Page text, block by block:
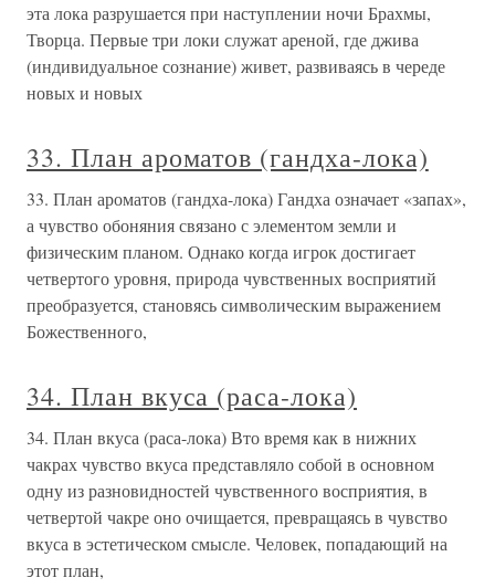
эта лока разрушается при наступлении ночи Брахмы,
Творца. Первые три локи служат ареной, где джива
(индивидуальное сознание) живет, развиваясь в череде
новых и новых
33. План ароматов (гандха-лока)
33. План ароматов (гандха-лока) Гандха означает «запах»,
а чувство обоняния связано с элементом земли и
физическим планом. Однако когда игрок достигает
четвертого уровня, природа чувственных восприятий
преобразуется, становясь символическим выражением
Божественного,
34. План вкуса (раса-лока)
34. План вкуса (раса-лока) Вто время как в нижних
чакрах чувство вкуса представляло собой в основном
одну из разновидностей чувственного восприятия, в
четвертой чакре оно очищается, превращаясь в чувство
вкуса в эстетическом смысле. Человек, попадающий на
этот план,